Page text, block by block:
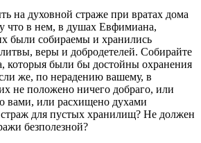
на духовной страже при вратах дома
что в нем, в душах Евфимиана,
были собираемы и хранились
веры и добродетелей. Собирайте
которыя были бы достойны охранения
же, по нерадению вашему, в
не положено ничего добраго, или
вами, или расхищено духами
страж для пустых хранилищ? Не должен
безполезной?